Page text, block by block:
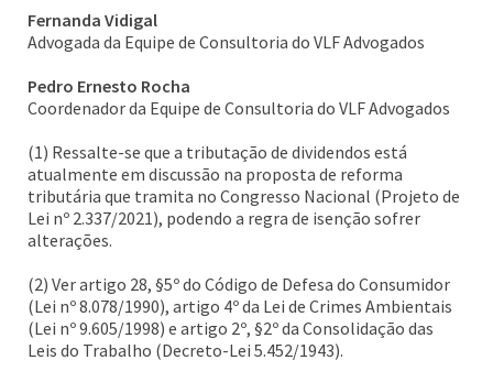
Fernanda Vidigal
Advogada da Equipe de Consultoria do VLF Advogados
Pedro Ernesto Rocha
Coordenador da Equipe de Consultoria do VLF Advogados
(1) Ressalte-se que a tributação de dividendos está
atualmente em discussão na proposta de reforma
tributária que tramita no Congresso Nacional (Projeto de
Lei nº 2.337/2021), podendo a regra de isenção sofrer
alterações.
(2) Ver artigo 28, §5º do Código de Defesa do Consumidor
(Lei nº 8.078/1990), artigo 4º da Lei de Crimes Ambientais
(Lei nº 9.605/1998) e artigo 2º, §2º da Consolidação das
Leis do Trabalho (Decreto-Lei 5.452/1943).